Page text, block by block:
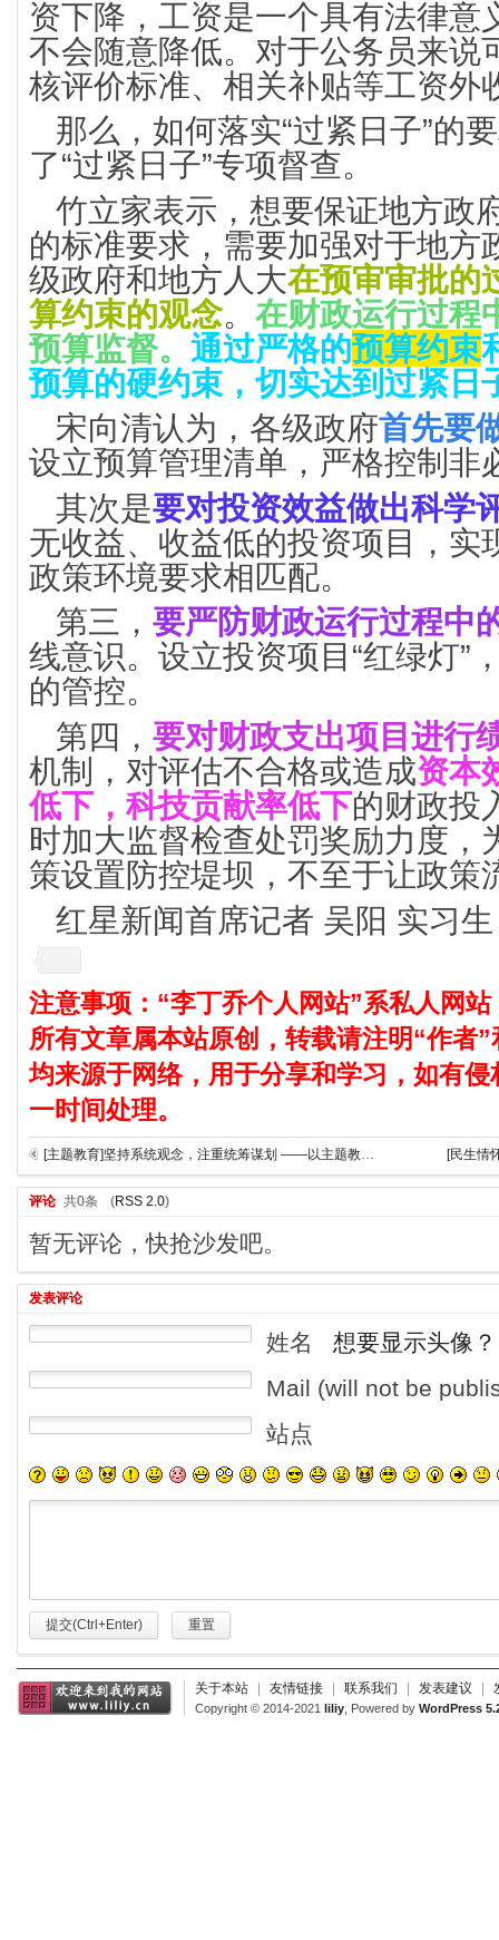
资下降，工资是一个具有法律意
不会随意降低。对于公务员来说
核评价标准、相关补贴等工资外
那么，如何落实“过紧日子”的
了“过紧日子”专项督查。
竹立家表示，想要保证地方政
的标准要求，需要加强对于地方
级政府和地方人大在预审审批的
算约束的观念。 在财政运行过程
预算监督。 通过严格的预算约束
预算的硬约束，切实达到过紧日
宋向清认为，各级政府首先要
设立预算管理清单，严格控制非
其次是要对投资效益做出科学
无收益、收益低的投资项目，实
政策环境要求相匹配。
第三， 要严防财政运行过程中
线意识。设立投资项目“红绿灯”
的管控。
第四， 要对财政支出项目进行
机制，对评估不合格或造成资本
低下，科技贡献率低下的财政投
时加大监督检查处罚奖励力度，
策设置防控堤坝，不至于让政策
红星新闻首席记者 吴阳 实习
注意事项：“李丁乔个人网站”系私人网
所有文章属本站原创，转载请注明“作者
均来源于网络，用于分享和学习，如有
一时间处理。
[主题教育]坚持系统观念，注重统筹谋划 ——以主题教育为契机学方法增本领② [民生情
评论 共0条 (RSS 2.0)
暂无评论，快抢沙发吧。
发表评论
姓名
想要显示头像？
Mail (will not be
站点
提交(Ctrl+Enter) 重置
关于本站 友情链接 联系我们 发表建议
Copyright © 2014-2021 liliy, Powered by WordPress